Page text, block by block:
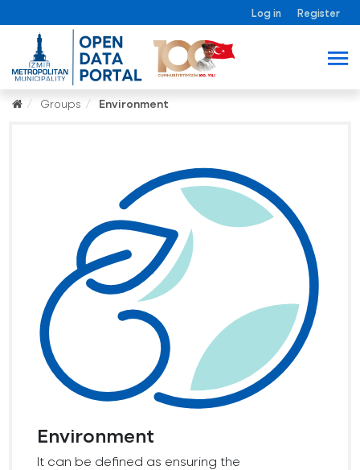
Log in Register
Groups Environment
Environment
It can be defined as ensuring the